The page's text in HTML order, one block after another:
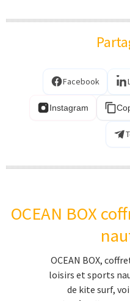
kite surf dans
kite
kite surf en
kite surf
kite surf en
char à
char à
char à
Facebook
Instagram
OCEAN BOX
OCEAN BOX,
loisirs et sports
de kite surf,